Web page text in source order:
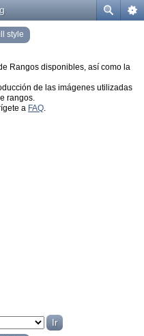
style
Rangos disponibles, así como la
de las imágenes utilizadas
rangos.
a FAQ.